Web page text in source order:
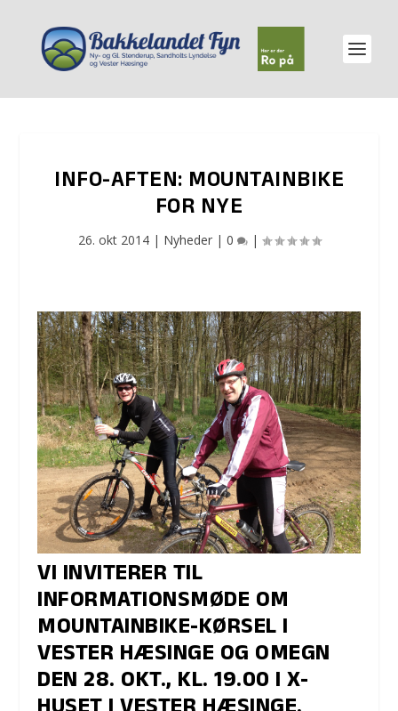
INFO-AFTEN: MOUNTAINBIKE
FOR NYE
26. okt 2014| Nyheder| 0 |
VI INVITERER TIL
INFORMATIONSMØDE OM
MOUNTAINBIKE-KØRSEL I
VESTER HÆSINGE OG OMEGN
DEN 28. OKT., KL. 19.00 I X-